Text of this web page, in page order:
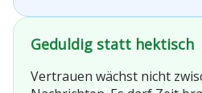
Geduldig statt hektisch
Vertrauen wächst nicht